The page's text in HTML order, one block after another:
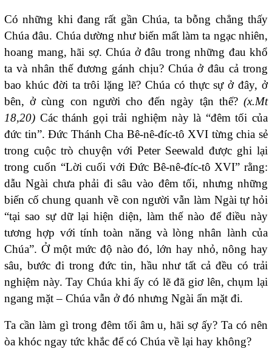
Có những khi đang rất gần Chúa, ta bỗng chẳng thấy
Chúa đâu. Chúa dường như biến mất làm ta ngạc nhiên,
hoang mang, hãi sợ. Chúa ở đâu trong những đau khổ
ta và nhân thế đương gánh chịu? Chúa ở đâu cả trong
bao khúc đời ta trôi lặng lẽ? Chúa có thực sự ở đây, ở
bên, ở cùng con người cho đến ngày tận thế? (x.Mt
18,20) Các thánh gọi trải nghiệm này là “đêm tối của
đức tin”. Đức Thánh Cha Bê-nê-đíc-tô XVI từng chia sẻ
trong cuộc trò chuyện với Peter Seewald được ghi lại
trong cuốn “Lời cuối với Đức Bê-nê-đíc-tô XVI” rằng:
dẫu Ngài chưa phải đi sâu vào đêm tối, nhưng những
biến cố chung quanh về con người vẫn làm Ngài tự hỏi
“tại sao sự dữ lại hiện diện, làm thế nào để điều này
tương hợp với tính toàn năng và lòng nhân lành của
Chúa”. Ở một mức độ nào đó, lớn hay nhỏ, nông hay
sâu, bước đi trong đức tin, hầu như tất cả đều có trải
nghiệm này. Tay Chúa khi ấy có lẽ đã giơ lên, chụm lại
ngang mặt – Chúa vẫn ở đó nhưng Ngài ẩn mặt đi.
Ta cần làm gì trong đêm tối âm u, hãi sợ ấy? Ta có nên
òa khóc ngay tức khắc để có Chúa về lại hay không?